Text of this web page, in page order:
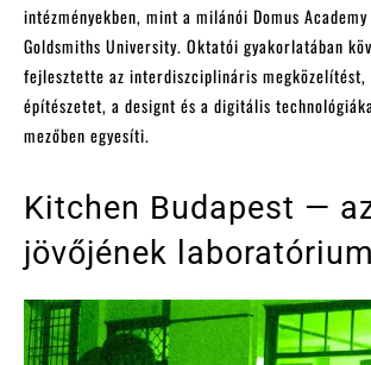
intézményekben, mint a milánói Domus
Goldsmiths University. Oktatói gyakorlatában
fejlesztette az interdiszciplináris megközelítést,
építészetet, a designt és a digitális
mezőben egyesíti.
Kitchen Budapest —
jövőjének